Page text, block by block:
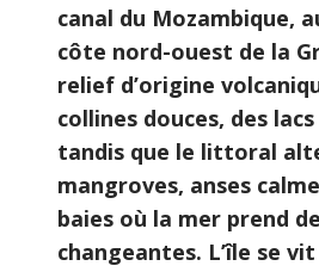
canal du Mozambique,
côte nord-ouest de la
relief d’origine
collines douces, des
tandis que le littoral
mangroves, anses
baies où la mer prend
changeantes. L’île se